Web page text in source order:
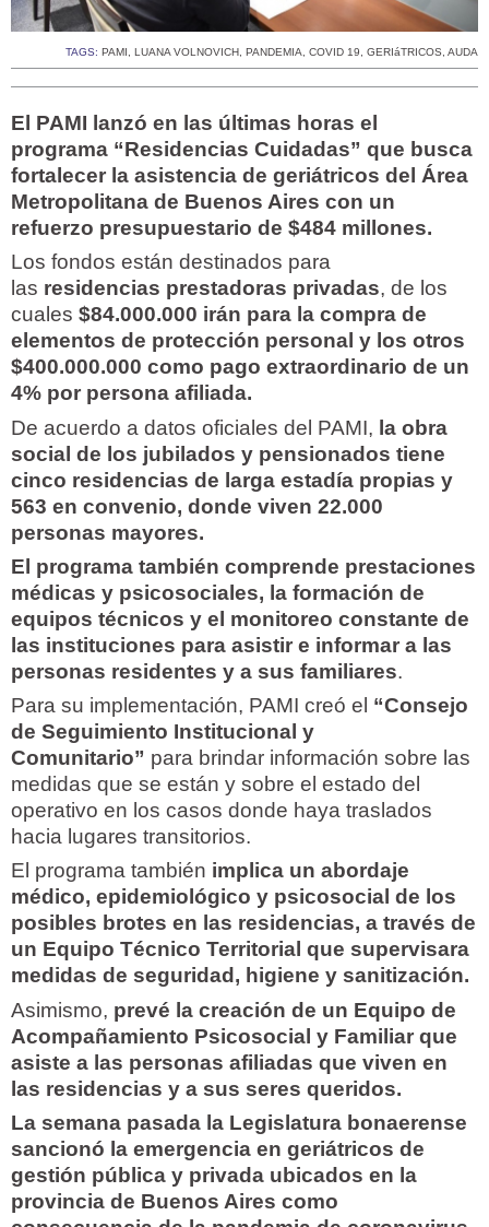
TAGS: PAMI , LUANA VOLNOVICH, PANDEMIA, COVID 19, GERIáTRICOS, AUDA
El PAMI lanzó en las últimas horas el
programa “Residencias Cuidadas” que busca
fortalecer la asistencia de geriátricos del Área
Metropolitana de Buenos Aires con un
refuerzo presupuestario de $484 millones.
Los fondos están destinados para
las residencias prestadoras privadas, de los
cuales $84.000.000 irán para la compra de
elementos de protección personal y los otros
$400.000.000 como pago extraordinario de un
4% por persona afiliada.
De acuerdo a datos oficiales del PAMI, la obra
social de los jubilados y pensionados tiene
cinco residencias de larga estadía propias y
563 en convenio, donde viven 22.000
personas mayores.
El programa también comprende prestaciones
médicas y psicosociales, la formación de
equipos técnicos y el monitoreo constante de
las instituciones para asistir e informar a las
personas residentes y a sus familiares.
Para su implementación, PAMI creó el “Consejo
de Seguimiento Institucional y
Comunitario” para brindar información sobre las
medidas que se están y sobre el estado del
operativo en los casos donde haya traslados
hacia lugares transitorios.
El programa también implica un abordaje
médico, epidemiológico y psicosocial de los
posibles brotes en las residencias, a través de
un Equipo Técnico Territorial que supervisara
medidas de seguridad, higiene y sanitización.
Asimismo, prevé la creación de un Equipo de
Acompañamiento Psicosocial y Familiar que
asiste a las personas afiliadas que viven en
las residencias y a sus seres queridos.
La semana pasada la Legislatura bonaerense
sancionó la emergencia en geriátricos de
gestión pública y privada ubicados en la
provincia de Buenos Aires como